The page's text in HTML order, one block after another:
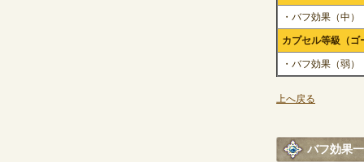
・バフ効果（中）
カプセル等級（ゴ
・バフ効果（弱）
上へ戻る
バフ効果